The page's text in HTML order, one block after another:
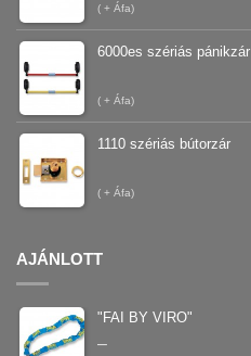
( + Áfa)
6000es szériás pánikzár
( + Áfa)
1110 szériás bútorzár
( + Áfa)
AJÁNLOTT
"FAI BY VIRO"
–